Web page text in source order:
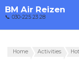
BM Air Reizen
📞 030-225 23 28
Home Activities